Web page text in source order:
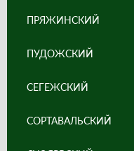
ПРЯЖИНСКИЙ
ПУДОЖСКИЙ
СЕГЕЖСКИЙ
СОРТАВАЛЬСКИЙ